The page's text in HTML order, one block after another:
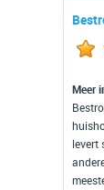
Meer
levert